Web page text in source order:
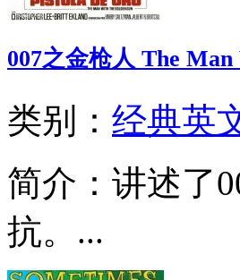
007之金枪人 The
类别： 经典英
简介： 讲述了
抗。...